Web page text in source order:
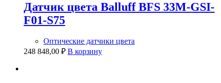
Датчик цвета Balluff BFS 33M-GSI-
F01-S75
Оптические датчики цвета
248 848,00 ₽ В корзину